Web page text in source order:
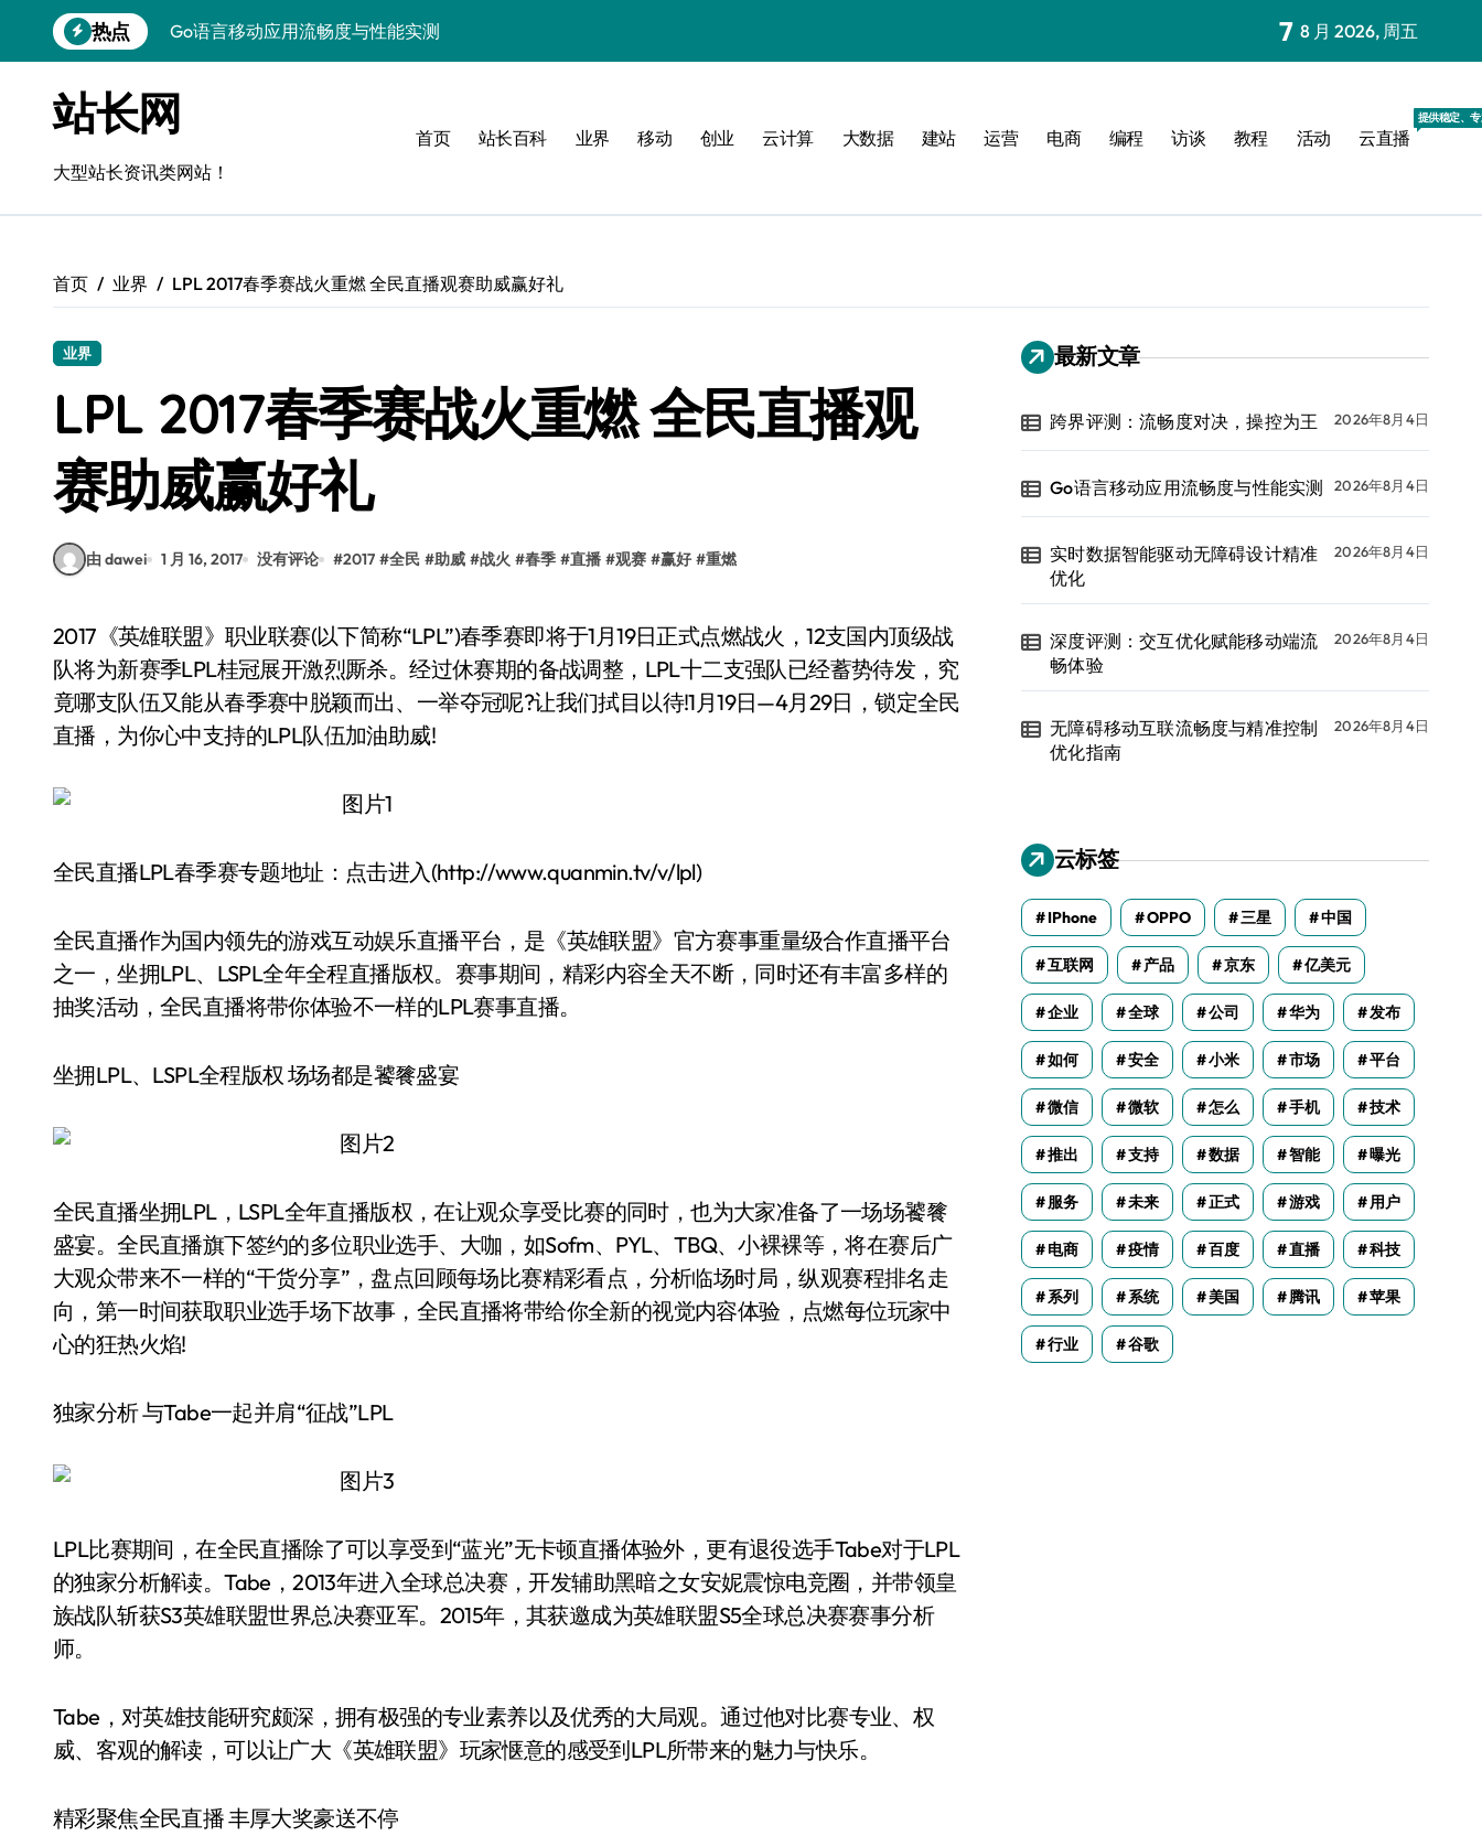
到
热点
Go语言移动应用流畅度与性能实测
深度评测：交互优化赋能移动端流畅体验
无障碍移动互联流畅度与精准控制优化指南
移动互联产品流畅度与精准控制优化实战
移动互联中计算机视觉流畅度与精准度评测
跨界评测：流畅度对决，操控为王
7 8 月 2026, 周五
站长网
大型站长资讯类网站！
首页 站长百科 业界 移动 创业 云计算 大数据 建站 运营 电商 编程 访谈 教程 活动 云直播
提供稳定、
首页 业界 LPL 2017春季赛战火重燃 全民直播观赛助威赢好礼
业界
LPL 2017春季赛战火重燃 全民直播观
赛助威赢好礼
由 dawei 1 月 16, 2017 没有评论 #2017 #全民 #助威 #战火 #春季 #直播 #观赛 #赢好 #重燃
2017《英雄联盟》职业联赛(以下简称“LPL”)春季赛即将于1月19日正式点燃战火，12支国内顶级战
队将为新赛季LPL桂冠展开激烈厮杀。经过休赛期的备战调整，LPL十二支强队已经蓄势待发，究
竟哪支队伍又能从春季赛中脱颖而出、一举夺冠呢?让我们拭目以待!1月19日—4月29日，锁定全民
直播，为你心中支持的LPL队伍加油助威!
全民直播LPL春季赛专题地址：点击进入(http://www.quanmin.tv/v/lpl)
全民直播作为国内领先的游戏互动娱乐直播平台，是《英雄联盟》官方赛事重量级合作直播平台
之一，坐拥LPL、LSPL全年全程直播版权。赛事期间，精彩内容全天不断，同时还有丰富多样的
抽奖活动，全民直播将带你体验不一样的LPL赛事直播。
坐拥LPL、LSPL全程版权 场场都是饕餮盛宴
全民直播坐拥LPL，LSPL全年直播版权，在让观众享受比赛的同时，也为大家准备了一场场饕餮
盛宴。全民直播旗下签约的多位职业选手、大咖，如Sofm、PYL、TBQ、小裸裸等，将在赛后广
大观众带来不一样的“干货分享”，盘点回顾每场比赛精彩看点，分析临场时局，纵观赛程排名走
向，第一时间获取职业选手场下故事，全民直播将带给你全新的视觉内容体验，点燃每位玩家中
心的狂热火焰!
独家分析 与Tabe一起并肩“征战”LPL
LPL比赛期间，在全民直播除了可以享受到“蓝光”无卡顿直播体验外，更有退役选手Tabe对于LPL
的独家分析解读。Tabe，2013年进入全球总决赛，开发辅助黑暗之女安妮震惊电竞圈，并带领皇
族战队斩获S3英雄联盟世界总决赛亚军。2015年，其获邀成为英雄联盟S5全球总决赛赛事分析
师。
Tabe，对英雄技能研究颇深，拥有极强的专业素养以及优秀的大局观。通过他对比赛专业、权
威、客观的解读，可以让广大《英雄联盟》玩家惬意的感受到LPL所带来的魅力与快乐。
精彩聚焦全民直播 丰厚大奖豪送不停
最新文章
跨界评测：流畅度对决，操控为王 2026年8月4日
Go语言移动应用流畅度与性能实测 2026年8月4日
实时数据智能驱动无障碍设计精准
优化
2026年8月4日
深度评测：交互优化赋能移动端流
畅体验
2026年8月4日
无障碍移动互联流畅度与精准控制
优化指南
2026年8月4日
云标签
IPhone OPPO 三星 中国
互联网 产品 京东 亿美元
企业 全球 公司 华为 发布
如何 安全 小米 市场 平台
微信 微软 怎么 手机 技术
推出 支持 数据 智能 曝光
服务 未来 正式 游戏 用户
电商 疫情 百度 直播 科技
系列 系统 美国 腾讯 苹果
行业 谷歌